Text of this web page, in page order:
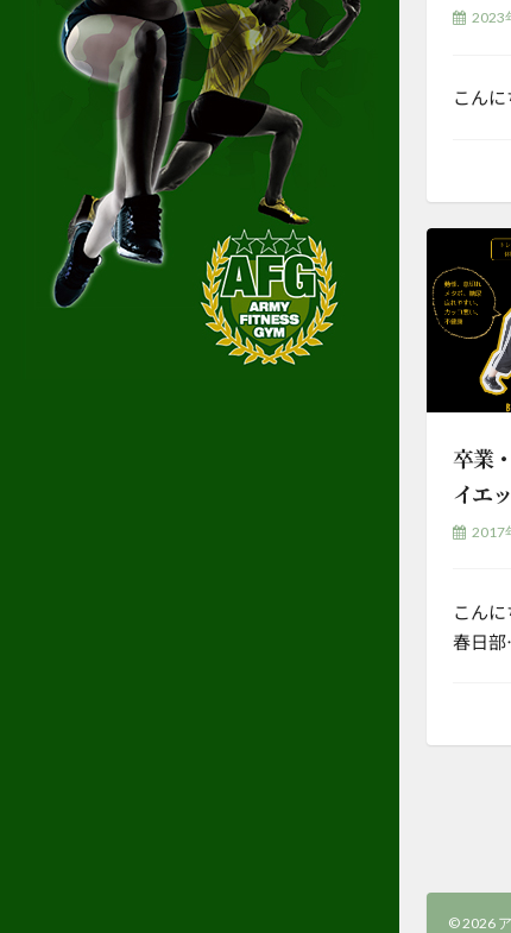
2023
こん
卒業
イエ
2017
こん
春日
© 2026